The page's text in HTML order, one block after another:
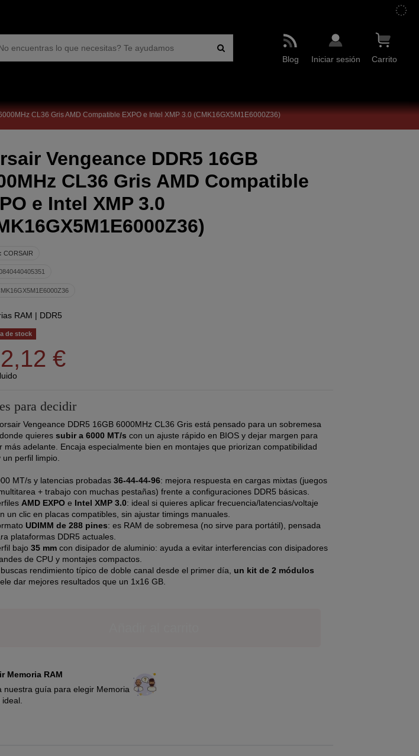
Blog Iniciar sesión Carrito
CL36 Gris AMD Compatible EXPO e Intel XMP 3.0 (CMK16GX5M1E6000Z36)
Vengeance DDR5 16GB
CL36 Gris AMD Compatible
e Intel XMP 3.0
CORSAIR
RAM | DDR5
de stock
€
para decidir
Vengeance DDR5 16GB 6000MHz CL36 Gris está pensado para un sobremesa
quieres subir a 6000 MT/s con un ajuste rápido en BIOS y dejar margen para
más adelante. Encaja especialmente bien en montajes que priorizan compatibilidad
perfil limpio.
MT/s y latencias probadas 36-44-44-96: mejora respuesta en cargas mixtas (juegos
+ trabajo con muchas pestañas) frente a configuraciones DDR5 básicas.
AMD EXPOe Intel XMP 3.0: ideal si quieres aplicar frecuencia/latencias/voltaje
un clic en placas compatibles, sin ajustar timings manuales.
UDIMM de 288 pines: es RAM de sobremesa (no sirve para portátil), pensada
plataformas DDR5 actuales.
bajo 35 mmcon disipador de aluminio: ayuda a evitar interferencias con disipadores
de CPU y montajes compactos.
buscas rendimiento típico de doble canal desde el primer día, un kit de 2 módulos
dar mejores resultados que un 1x16 GB.
Memoria RAM
nuestra guía para elegir Memoria